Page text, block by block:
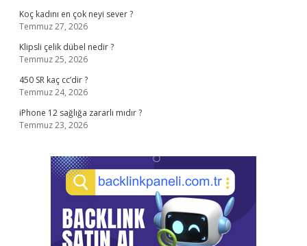
Koç kadını en çok neyi sever ?
Temmuz 27, 2026
Klipsli çelik dübel nedir ?
Temmuz 25, 2026
450 SR kaç cc’dir ?
Temmuz 24, 2026
iPhone 12 sağlığa zararlı mıdır ?
Temmuz 23, 2026